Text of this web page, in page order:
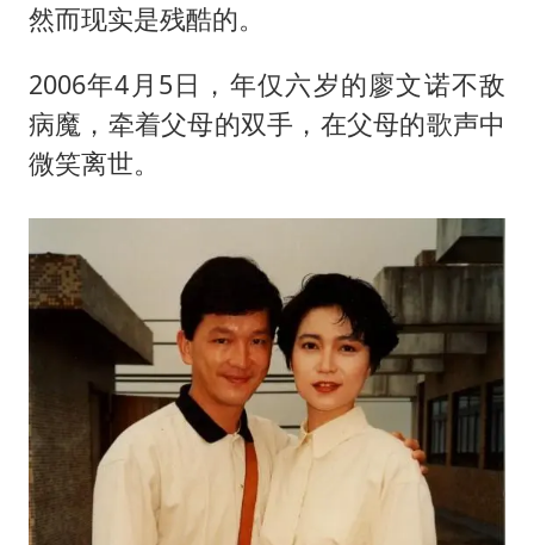
然而现实是残酷的。
2006年4月5日，年仅六岁的廖文诺不敌
病魔，牵着父母的双手，在父母的歌声中
微笑离世。